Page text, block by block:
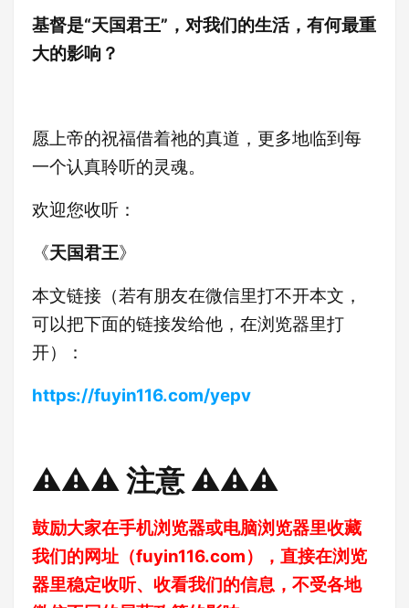
基督是“天国君王”，对我们的生活，有何最重
大的影响？
愿上帝的祝福借着祂的真道，更多地临到每
一个认真聆听的灵魂。
欢迎您收听：
《天国君王》
本文链接（若有朋友在微信里打不开本文，
可以把下面的链接发给他，在浏览器里打
开）：
https://fuyin116.com/yepv
⚠️⚠️⚠️ 注意 ⚠️⚠️⚠️
鼓励大家在手机浏览器或电脑浏览器里收藏
我们的网址（fuyin116.com），直接在浏览
器里稳定收听、收看我们的信息，不受各地